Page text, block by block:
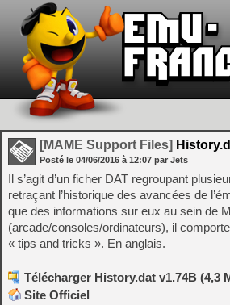
[MAME Support Files]
Posté le 04/06/2016 à 12:07 par Jets
Il s’agit d’un ficher DAT regroupant
retraçant l’historique des avancées de
que des informations sur eux au sein de
(arcade/consoles/ordinateurs), il
« tips and tricks ». En anglais.
Télécharger History.dat v1.74B (4,3
Site Officiel